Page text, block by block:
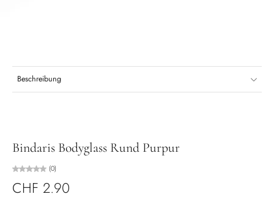
Beschreibung
Bindaris Bodyglass Rund Purpur
(0)
CHF 2.90